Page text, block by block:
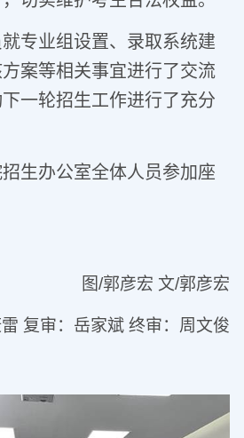
专业组设置、录取系统建
案等相关事宜进行了交流
一轮招生工作进行了充分
生办公室全体人员参加座
图/郭彦宏 文/郭彦宏
复审：岳家斌 终审：周文俊